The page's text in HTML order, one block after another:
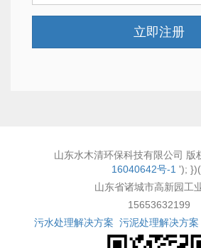
立即注册
山东水木清环保科技有限公司 版
16040642号-1 ');
山东省诸城市高新园工
15653632199
污水处理解决方案 污泥处理解决方案